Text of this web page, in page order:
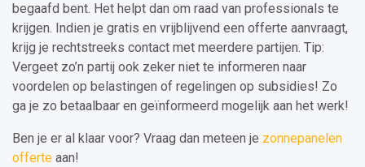
begaafd bent. Het helpt dan om raad van professionals te
krijgen. Indien je gratis en vrijblijvend een offerte aanvraagt,
krijg je rechtstreeks contact met meerdere partijen. Tip:
Vergeet zo’n partij ook zeker niet te informeren naar
voordelen op belastingen of regelingen op subsidies! Zo
ga je zo betaalbaar en geïnformeerd mogelijk aan het werk!
Ben je er al klaar voor? Vraag dan meteen je zonnepanelen
offerte aan!